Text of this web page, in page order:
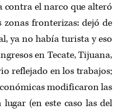
contra el narco que alteró
zonas fronterizas: dejó de
ya no había turista y eso
en Tecate, Tijuana,
reflejado en los trabajos;
modificaron las
(en este caso las del